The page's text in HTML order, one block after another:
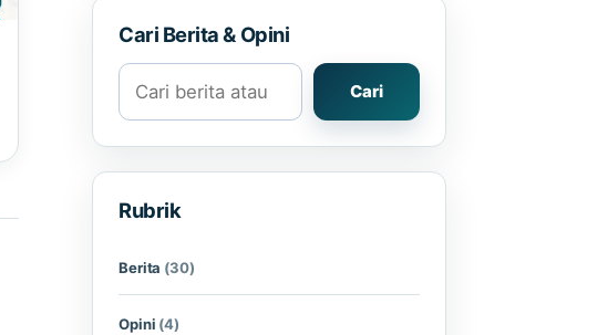
Cari Berita & Opini
Cari berita atau opini
Cari
Rubrik
Berita (30)
Opini (4)